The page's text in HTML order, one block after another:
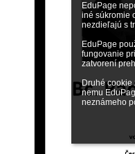
EduPage
iné súkromie
nezdieľajú s
EduPage
fungovanie
zatvorení
Druhé cookie
nemu
neznámeho